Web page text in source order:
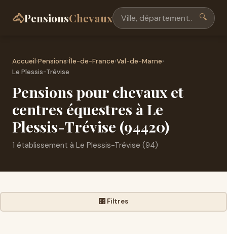
🐴PensionsChevaux 🔍
Accueil›Pensions›Île-de-France›Val-de-Marne›
Le Plessis-Trévise
Pensions pour chevaux et
centres équestres à Le
Plessis-Trévise (94420)
1 établissement à Le Plessis-Trévise (94)
🎛️ Filtres